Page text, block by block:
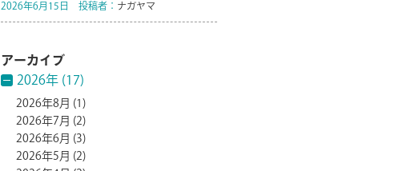
2026年6月15日 投稿者： ナガヤマ
アーカイブ
2026年 (17)
2026年8月 (1)
2026年7月 (2)
2026年6月 (3)
2026年5月 (2)